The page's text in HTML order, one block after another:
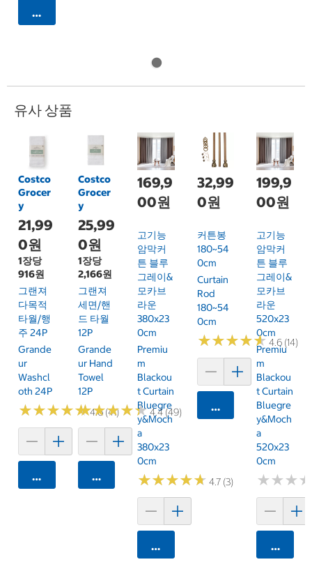
카트에 담기
유사 상품
Costco
Grocer
y
21,99
0원
1장당
916원
그랜져
다목적
타월/행
주 24P
Grande
Ur
Washcl
Oth 24P
★★★★★
★★★★★4.6 (41)
카트에 담기
Costco
Grocer
y
25,99
0원
1장당
2,166원
그랜져
세면/핸
드 타월
12P
Grande
Ur Hand
Towel
12P
★★★★★
★★★★★4.4 (49)
카트에 담기
169,9
00원
고기능
암막커
튼 블루
그레이&
모카브
라운
380x23
0cm
Premiu
M
Blackou
T Curtain
Bluegre
Y&Moch
A
380x23
0cm
★★★★★
★★★★★ 4.7 (3)
카트에 담기
32,99
0원
커튼봉
180~54
0cm
Curtain
Rod
180~54
0cm
★★★★★
★★★★★4.6 (14)
카트에 담기
199,9
00원
고기능
암막커
튼 블루
그레이&
모카브
라운
520x23
0cm
Premiu
M
Blackou
T Curtain
Bluegre
Y&Moch
A
520x23
0cm
★★★
★★★
카트에